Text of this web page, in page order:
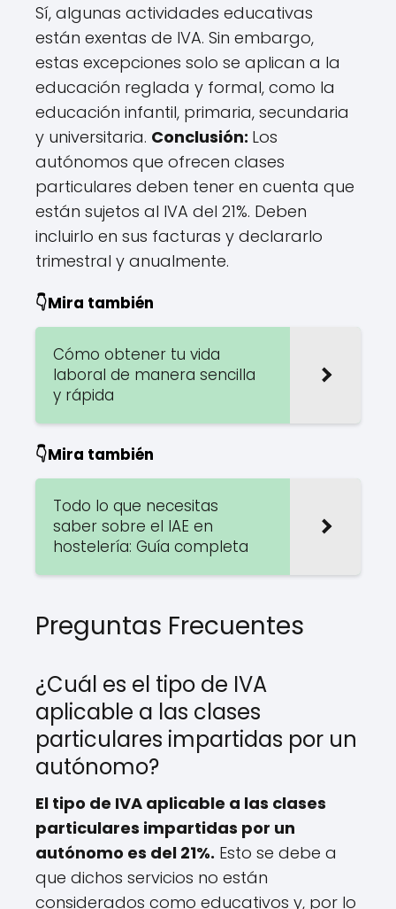
Sí, algunas actividades educativas
están exentas de IVA. Sin embargo,
estas excepciones solo se aplican a la
educación reglada y formal, como la
educación infantil, primaria, secundaria
y universitaria. Conclusión: Los
autónomos que ofrecen clases
particulares deben tener en cuenta que
están sujetos al IVA del 21%. Deben
incluirlo en sus facturas y declararlo
trimestral y anualmente.
👇Mira también
Cómo obtener tu vida
laboral de manera sencilla
y rápida
👇Mira también
Todo lo que necesitas
saber sobre el IAE en
hostelería: Guía completa
Preguntas Frecuentes
¿Cuál es el tipo de IVA
aplicable a las clases
particulares impartidas por un
autónomo?
El tipo de IVA aplicable a las clases
particulares impartidas por un
autónomo es del 21%. Esto se debe a
que dichos servicios no están
considerados como educativos y, por lo